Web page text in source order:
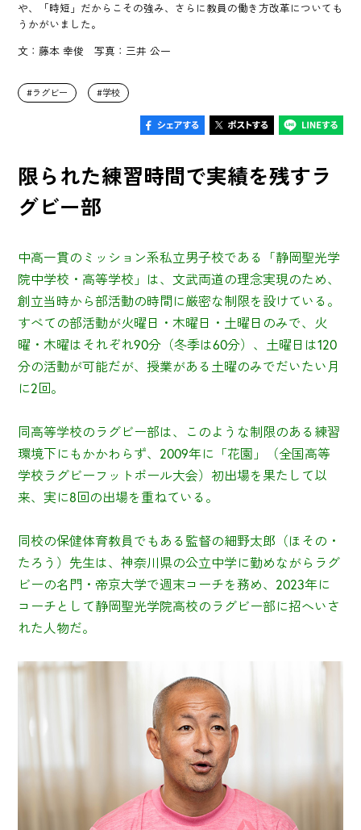
や、「時短」だからこその強み、さらに教員の働き方改革についても
うかがいました。
文：藤本 幸俊 写真：三井 公一
ラグビー 学校
限られた練習時間で実績を残すラ
グビー部
中高一貫のミッション系私立男子校である「静岡聖光学
院中学校・高等学校」は、文武両道の理念実現のため、
創立当時から部活動の時間に厳密な制限を設けている。
すべての部活動が火曜日・木曜日・土曜日のみで、火
曜・木曜はそれぞれ90分（冬季は60分）、土曜日は120
分の活動が可能だが、授業がある土曜のみでだいたい月
に2回。
同高等学校のラグビー部は、このような制限のある練習
環境下にもかかわらず、2009年に「花園」（全国高等
学校ラグビーフットボール大会）初出場を果たして以
来、実に8回の出場を重ねている。
同校の保健体育教員でもある監督の細野太郎（ほその・
たろう）先生は、神奈川県の公立中学に勤めながらラグ
ビーの名門・帝京大学で週末コーチを務め、2023年に
コーチとして静岡聖光学院高校のラグビー部に招へいさ
れた人物だ。